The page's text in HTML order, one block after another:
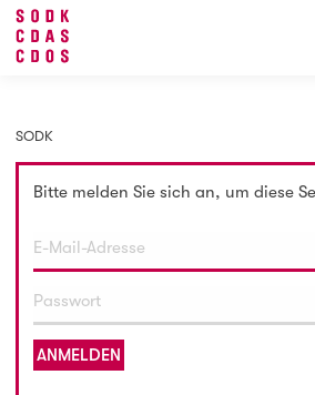
SODK
Bitte melden Sie sich an, um diese
ANMELDEN